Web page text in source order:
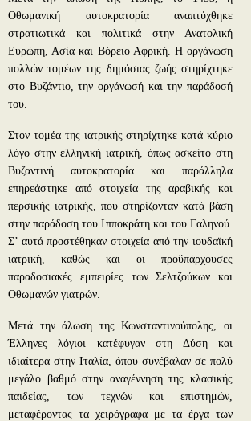
Οθωμανική αυτοκρατορία αναπτύχθηκε
στρατιωτικά και πολιτικά στην Ανατολική
Ευρώπη, Ασία και Βόρειο Αφρική. Η οργάνωση
πολλών τομέων της δημόσιας ζωής στηρίχτηκε
στο Βυζάντιο, την οργάνωσή και την παράδοσή
του.
Στον τομέα της ιατρικής στηρίχτηκε κατά κύριο
λόγο στην ελληνική ιατρική, όπως ασκείτο στη
Βυζαντινή αυτοκρατορία και παράλληλα
επηρεάστηκε από στοιχεία της αραβικής και
περσικής ιατρικής, που στηρίζονταν κατά βάση
στην παράδοση του Ιπποκράτη και του Γαληνού.
Σ’ αυτά προστέθηκαν στοιχεία από την ιουδαϊκή
ιατρική, καθώς και οι προϋπάρχουσες
παραδοσιακές εμπειρίες των Σελτζούκων και
Οθωμανών γιατρών.
Μετά την άλωση της Κωνσταντινούπολης, οι
Έλληνες λόγιοι κατέφυγαν στη Δύση και
ιδιαίτερα στην Ιταλία, όπου συνέβαλαν σε πολύ
μεγάλο βαθμό στην αναγέννηση της κλασικής
παιδείας, των τεχνών και επιστημών,
μεταφέροντας τα χειρόγραφα με τα έργα των